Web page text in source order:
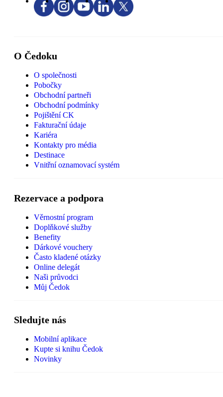
O Čedoku
O společnosti
Pobočky
Obchodní partneři
Obchodní podmínky
Pojištění CK
Fakturační údaje
Kariéra
Kontakty pro média
Destinace
Vnitřní oznamovací systém
Rezervace a podpora
Věrnostní program
Doplňkové služby
Benefity
Dárkové vouchery
Často kladené otázky
Online delegát
Naši průvodci
Můj Čedok
Sledujte nás
Mobilní aplikace
Kupte si knihu Čedok
Novinky